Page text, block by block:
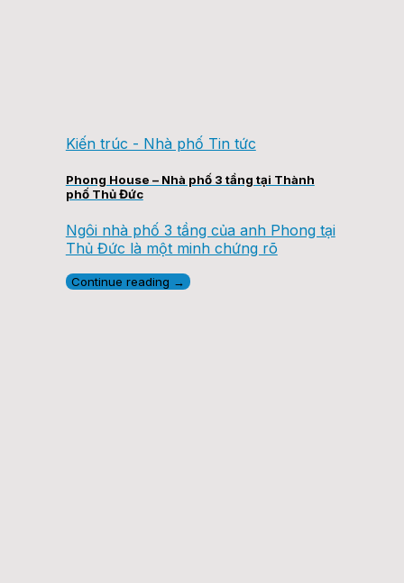
Kiến trúc - Nhà phố Tin tức
Phong House – Nhà phố 3 tầng tại Thành
phố Thủ Đức
Ngôi nhà phố 3 tầng của anh Phong tại
Thủ Đức là một minh chứng rõ
Continue reading →